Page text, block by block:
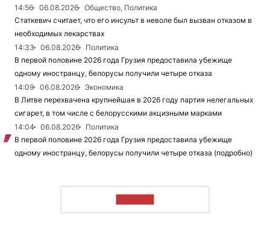
14:56
06.08.2026
Общество, Политика
Статкевич считает, что его инсульт в неволе был вызван отказом в
необходимых лекарствах
14:33
06.08.2026
Политика
В первой половине 2026 года Грузия предоставила убежище
одному иностранцу, белорусы получили четыре отказа
14:09
06.08.2026
Экономика
В Литве перехвачена крупнейшая в 2026 году партия нелегальных
сигарет, в том числе с белорусскими акцизными марками
14:04
06.08.2026
Политика
В первой половине 2026 года Грузия предоставила убежище
одному иностранцу, белорусы получили четыре отказа (подробно)